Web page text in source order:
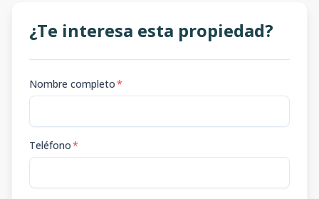
¿Te interesa esta propiedad?
Nombre completo*
Teléfono*